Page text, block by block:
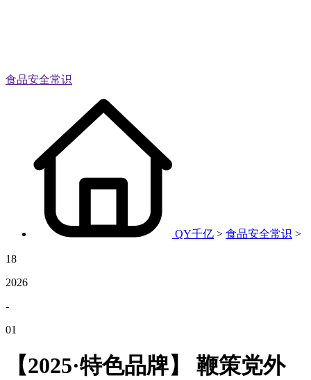
食品安全常识
QY千亿 > 食品安全常识 >
18
2026
-
01
【2025·特色品牌】 鞭策党外